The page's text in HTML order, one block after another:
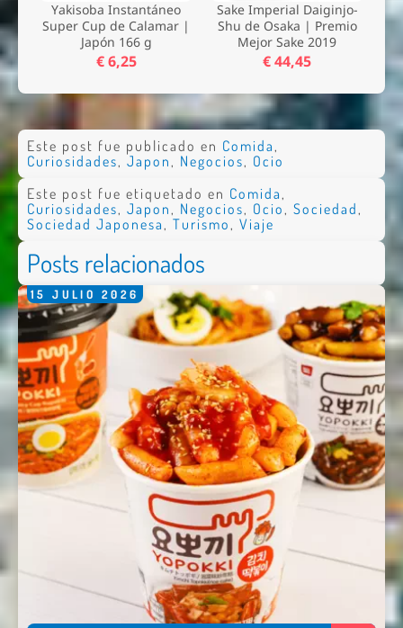
Yakisoba Instantáneo
Super Cup de Calamar |
Japón 166 g
€ 6,25
Sake Imperial Daiginjo-
Shu de Osaka | Premio
Mejor Sake 2019
€ 44,45
Este post fue publicado en Comida,
Curiosidades, Japon, Negocios, Ocio
Este post fue etiquetado en Comida,
Curiosidades, Japon, Negocios, Ocio, Sociedad,
Sociedad Japonesa, Turismo, Viaje
Posts relacionados
15 JULIO 2026